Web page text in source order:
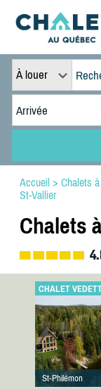
À louer
Accueil > Chalets
St-Vallier
Chalets
CHALET
St-Philémon